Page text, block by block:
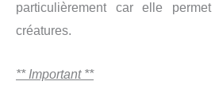
particulièrement car elle
créatures.
** Important **